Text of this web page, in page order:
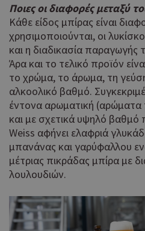
Ποιες οι διαφορές μεταξύ
Κάθε είδος μπίρας είναι
χρησιμοποιούνται, οι
και η διαδικασία παραγωγής
Άρα και το τελικό προϊόν
το χρώμα, το άρωμα, τη
αλκοολικό βαθμό.
έντονα αρωματική (αρώματα
και με σχετικά υψηλό βαθμό
Weiss αφήνει ελαφριά
μπανάνας και γαρύφαλλου
μέτριας πικράδας μπίρα με
λουλουδιών.